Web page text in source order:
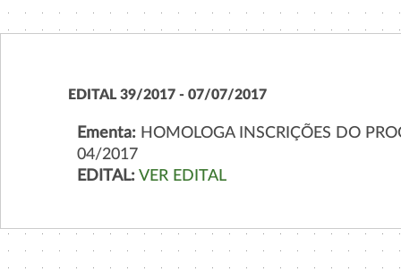
EDITAL 39/2017 - 07/07/2017
Ementa:HOMOLOGA INSCRIÇÕES DO
04/2017
EDITAL: VER EDITAL